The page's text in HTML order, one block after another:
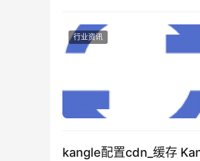
行业资讯
kangle配置cdn_缓存